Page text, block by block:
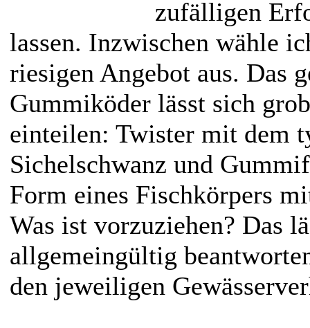
zufälligen
lassen. Inzwischen wähle
riesigen Angebot aus. Das
Gummiköder lässt sich
einteilen: Twister mit dem
Sichelschwanz und
Form eines Fischkörpers
Was ist vorzuziehen? Das
allgemeingültig
den jeweiligen